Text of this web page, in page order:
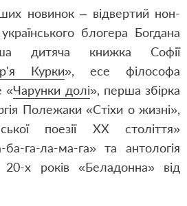
новинок – відвертий нон-
блогера Богдана
дитяча книжка Софії
Курки», есе філософа
«Чарунки долі», перша збірка
Полежаки «Стіхи о жизні»,
поезії ХХ століття»
га-ла-ма-га» та антологія
х років «Беладонна» від